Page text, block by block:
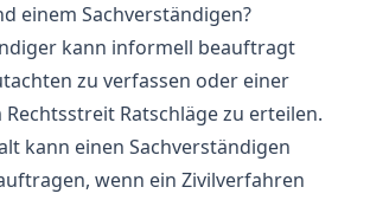
einem Sachverständigen?
kann informell beauftragt
zu verfassen oder einer
Ratschläge zu erteilen.
kann einen Sachverständigen
wenn ein Zivilverfahren